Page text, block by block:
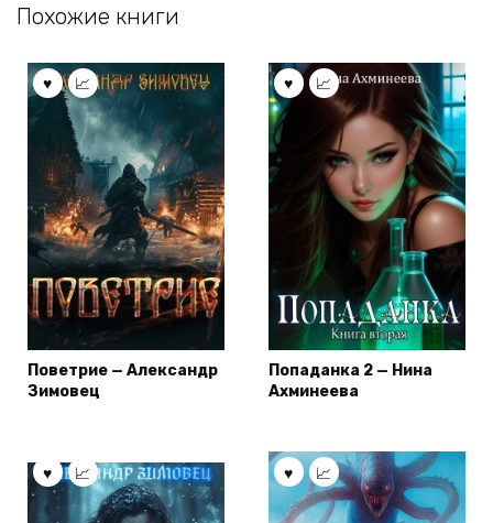
Похожие книги
Поветрие — Александр
Зимовец
Попаданка 2 — Нина
Ахминеева